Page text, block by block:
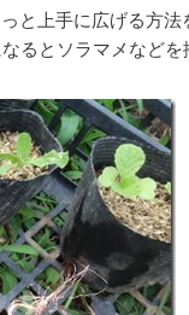
と上手に広げる方法
るとソラマメなど